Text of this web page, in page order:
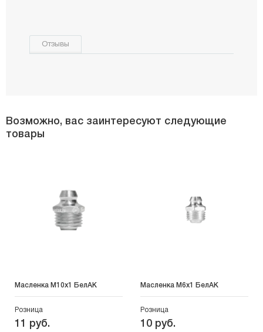
Отзывы
Возможно, вас заинтересуют следующие
товары
Масленка М10х1 БелАК
Розница
11 руб.
Масленка М6х1 БелАК
Розница
10 руб.